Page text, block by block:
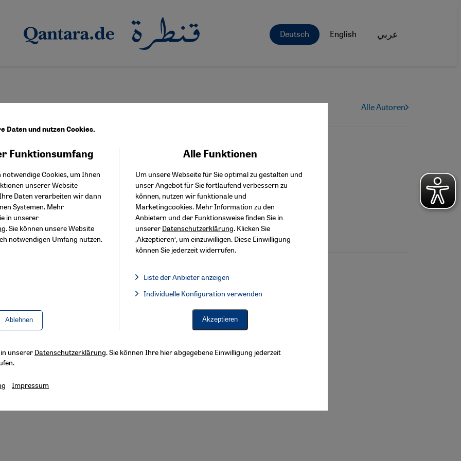
Deutsch English عربي
Alle Autoren
Doktorand im Bereich politische
französischsprachigen Redaktionen in
Daten und nutzen Cookies.
Funktionsumfang
Cookies, um Ihnen
unserer Website
Daten verarbeiten wir dann
Systemen. Mehr
in unserer
. Sie können unsere Website
notwendigen Umfang nutzen.
Ablehnen
Alle Funktionen
Um unsere Webseite für Sie optimal zu gestalten und
unser Angebot für Sie fortlaufend verbessern zu
können, nutzen wir funktionale und
Marketingcookies. Mehr Information zu den
Anbietern und der Funktionsweise finden Sie in
unserer Datenschutzerklärung. Klicken Sie
‚Akzeptieren‘, um einzuwilligen. Diese Einwilligung
können Sie jederzeit widerrufen.
Liste der Anbieter anzeigen
Facebook Embed / Facebook Connect, Google Maps Embed, Google Tag Manager, Instagram Embed,
Facebook Embed / Facebook Connect
Twitter Embed
Instagram Embed
Youtube Embed
Google Maps Embed
Individuelle Konfiguration verwenden
Akzeptieren
in unserer Datenschutzerklärung. Sie können Ihre hier abgegebene Einwilligung jederzeit
Impressum